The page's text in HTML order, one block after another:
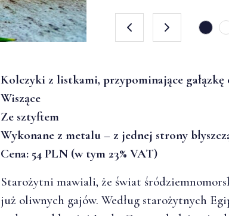
Kolczyki z listkami, przypominające gałązkę
Wiszące
Ze sztyftem
Wykonane z metalu – z jednej strony
Cena: 54 PLN (w tym 23% VAT)
Starożytni mawiali, że świat
już oliwnych gajów. Według starożytnych